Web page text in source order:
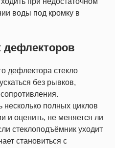
воды под кромку в
дефлектора стекло
без рывков,
несколько полных циклов
и оценить, не меняется ли
стеклоподъёмник уходит
становиться с